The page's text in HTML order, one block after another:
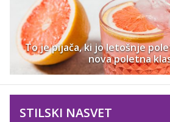
To je pijača, ki jo letošnje
nova poletna
STILSKI NASVET